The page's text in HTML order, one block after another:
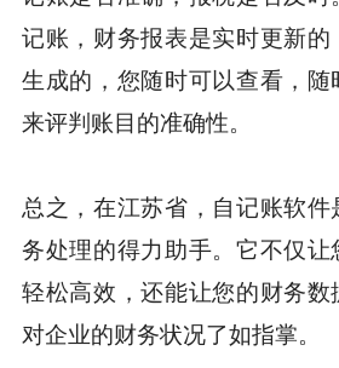
记账，财务报表是实时更新
生成的，您随时可以查看，
来评判账目的准确性。
总之，在江苏省，自记账软
务处理的得力助手。它不仅
轻松高效，还能让您的财务数
对企业的财务状况了如指掌。